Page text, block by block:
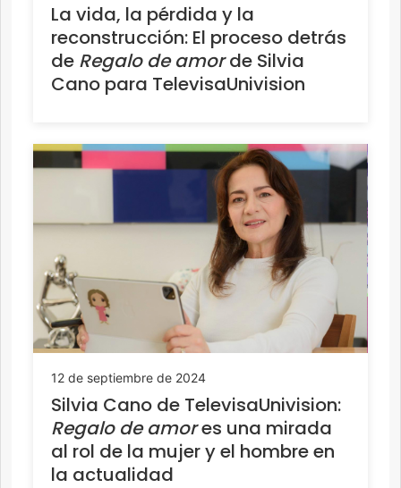
La vida, la pérdida y la
reconstrucción: El proceso detrás
de Regalo de amorde Silvia
Cano para TelevisaUnivision
12 de septiembre de 2024
Silvia Cano de TelevisaUnivision:
Regalo de amores una mirada
al rol de la mujer y el hombre en
la actualidad